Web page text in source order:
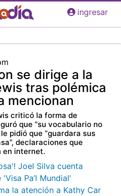
Pasar
al
principal
ingresar
se dirige a la
tras polémica
mencionan
criticó la forma de
que “su vocabulario no
pidió que “guardara sus
declaraciones que
en internet.
Joel Silva cuenta
Pa’l Mundial'
la atención a Kathy Car